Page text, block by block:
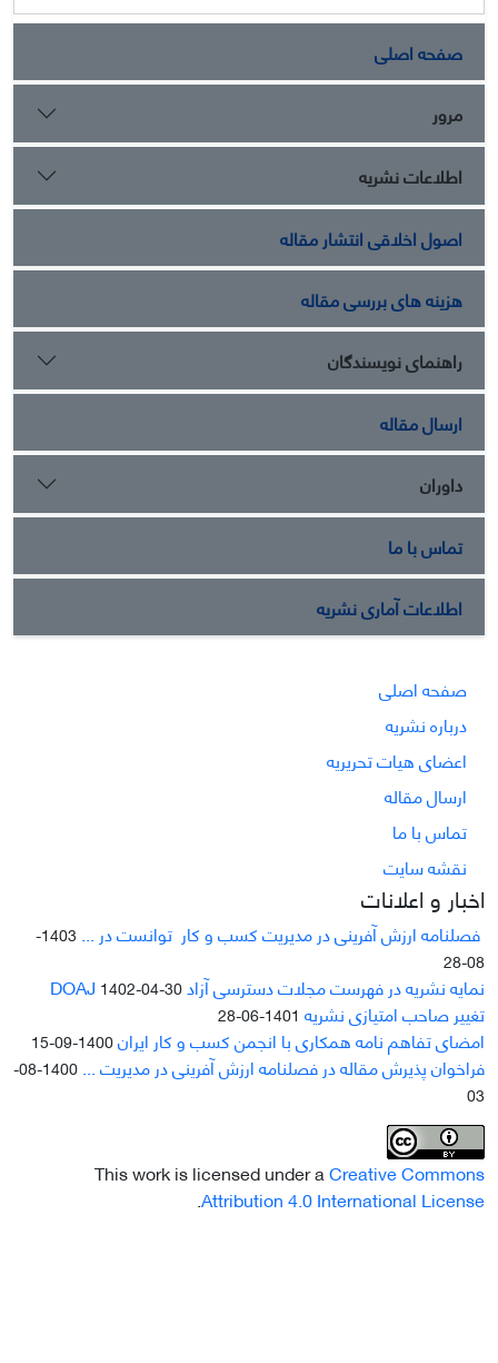
صفحه اصلی
مرور
اطلاعات نشریه
اصول اخلاقی انتشار مقاله
هزینه های بررسی مقاله
راهنمای نویسندگان
ارسال مقاله
داوران
تماس با ما
اطلاعات آماری نشریه
صفحه اصلی
درباره نشریه
اعضای هیات تحریریه
ارسال مقاله
تماس با ما
نقشه سایت
اخبار و اعلانات
فصلنامه ارزش آفرینی در مدیریت کسب و کار توانست در ...
1403-
08-28
نمایه نشریه در فهرست مجلات دسترسی آزاد DOAJ1402-04-30
تغییر صاحب امتیازی نشریه 1401-06-28
امضای تفاهم نامه همکاری با انجمن کسب و کار ایران1400-09-15
فراخوان پذیرش مقاله در فصلنامه ارزش آفرینی در مدیریت ...
1400-08-
03
This work is licensed under aCreative Commons
Attribution 4.0 International License
.